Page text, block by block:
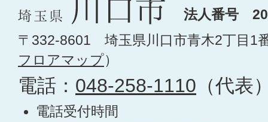
法人番号
〒332-8601 埼玉県川口市青木2丁目1
フロアマップ）
電話： 048-258-1110 （代表
電話受付時間